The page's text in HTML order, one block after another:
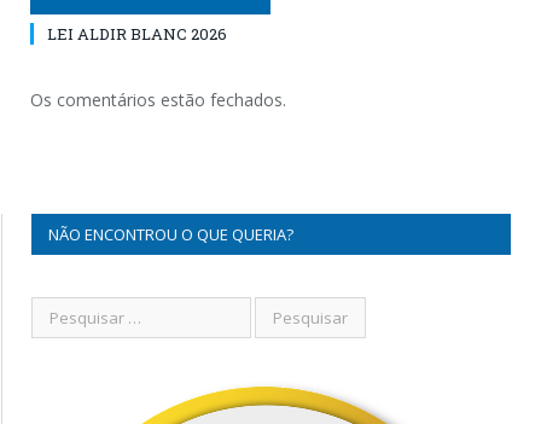
LEI ALDIR BLANC 2026
Os comentários estão fechados.
NÃO ENCONTROU O QUE QUERIA?